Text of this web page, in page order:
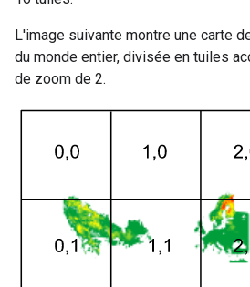
L'image suivante montre une carte
du monde entier, divisée en tuiles
de zoom de 2.